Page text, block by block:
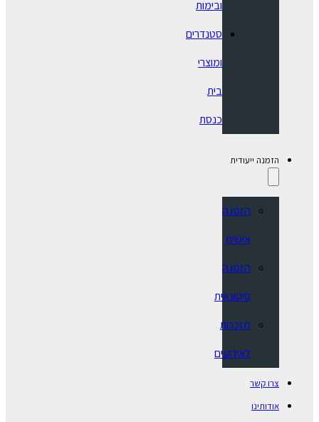
ובימות
סטנדרים
ומוצרי
בית
כנסת
הזמנה ייעודית
הזמנה
אישית
הזמנה
סיטונאית
מזכרות
לאירועים
צרו קשר
אודותינו